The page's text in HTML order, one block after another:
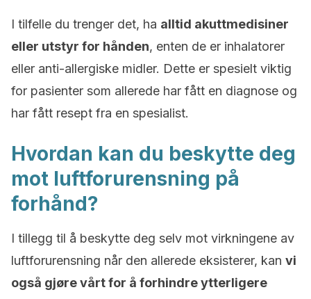
I tilfelle du trenger det, ha alltid akuttmedisiner
eller utstyr for hånden, enten de er inhalatorer
eller anti-allergiske midler. Dette er spesielt viktig
for pasienter som allerede har fått en diagnose og
har fått resept fra en spesialist.
Hvordan kan du beskytte deg
mot luftforurensning på
forhånd?
I tillegg til å beskytte deg selv mot virkningene av
luftforurensning når den allerede eksisterer, kan vi
også gjøre vårt for å forhindre ytterligere